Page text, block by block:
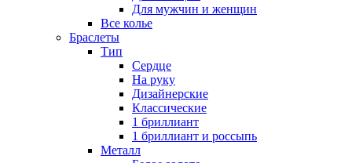
Для мужчин и женщин
Все колье
Браслеты
Тип
Сердце
На руку
Дизайнерские
Классические
1 бриллиант
1 бриллиант и россыпь
Металл